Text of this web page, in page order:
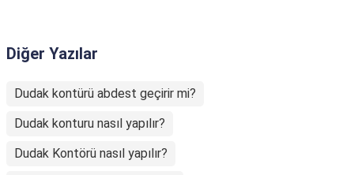
Diğer Yazılar
Dudak kontürü abdest geçirir mi?
Dudak konturu nasıl yapılır?
Dudak Kontörü nasıl yapılır?